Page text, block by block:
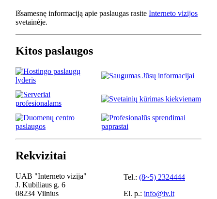
Išsamesnę informaciją apie paslaugas rasite Interneto vizijos
svetainėje.
Kitos paslaugos
Rekvizitai
UAB "Interneto vizija"
J. Kubiliaus g. 6
08234 Vilnius
Tel.: (8~5) 2324444
El. p.: info@iv.lt